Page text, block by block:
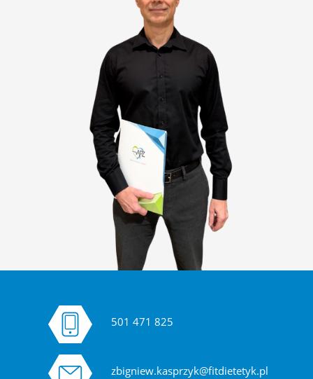
501 471 825
zbigniew.kasprzyk@fitdietetyk.pl